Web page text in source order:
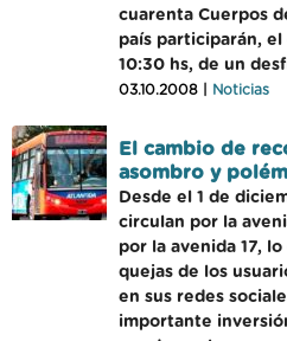
cuarenta Cuerpos
país participarán,
10:30 hs, de un
03.10.2008 | Noticias
El cambio de
asombro y
Desde el 1 de
circulan por la
por la avenida 17,
quejas de los
en sus redes
importante